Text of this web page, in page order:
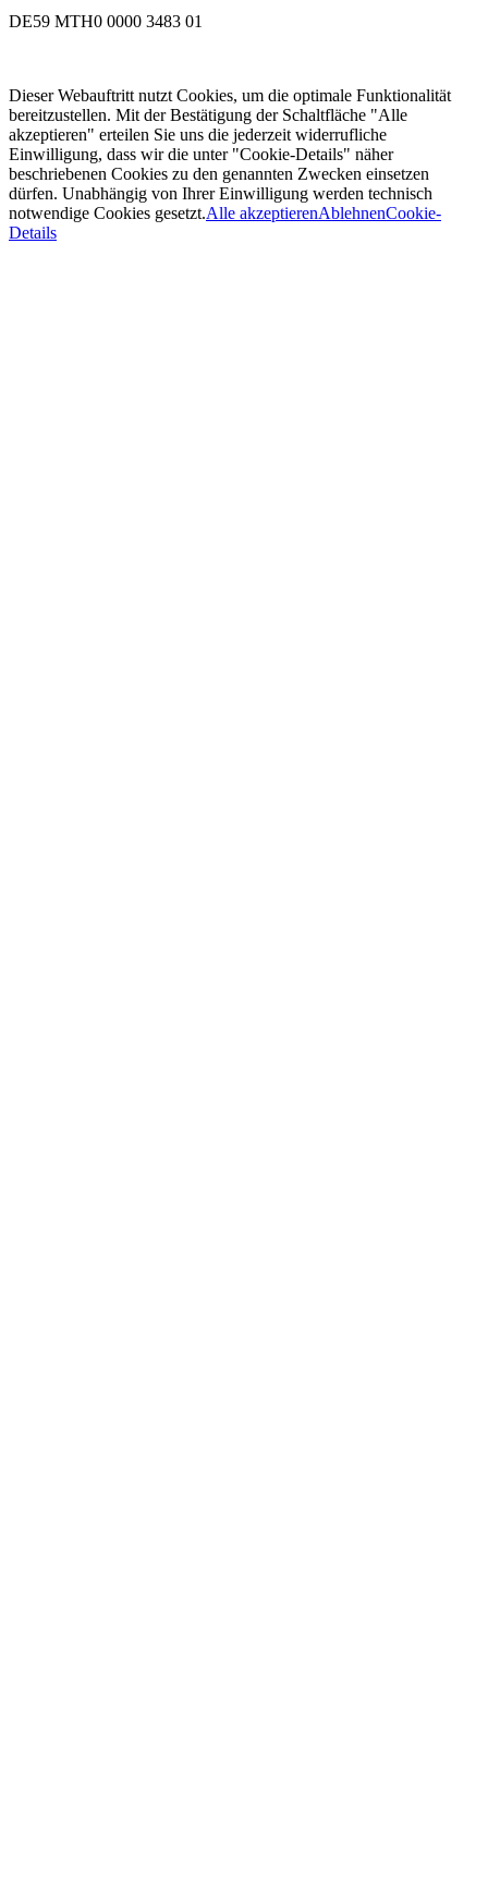
DE59 MTH0 0000 3483 01
Dieser Webauftritt nutzt Cookies, um die optimale Funktionalität
bereitzustellen. Mit der Bestätigung der Schaltfläche "Alle
akzeptieren" erteilen Sie uns die jederzeit widerrufliche
Einwilligung, dass wir die unter "Cookie-Details" näher
beschriebenen Cookies zu den genannten Zwecken einsetzen
dürfen. Unabhängig von Ihrer Einwilligung werden technisch
notwendige Cookies gesetzt.Alle akzeptierenAblehnenCookie-
Details